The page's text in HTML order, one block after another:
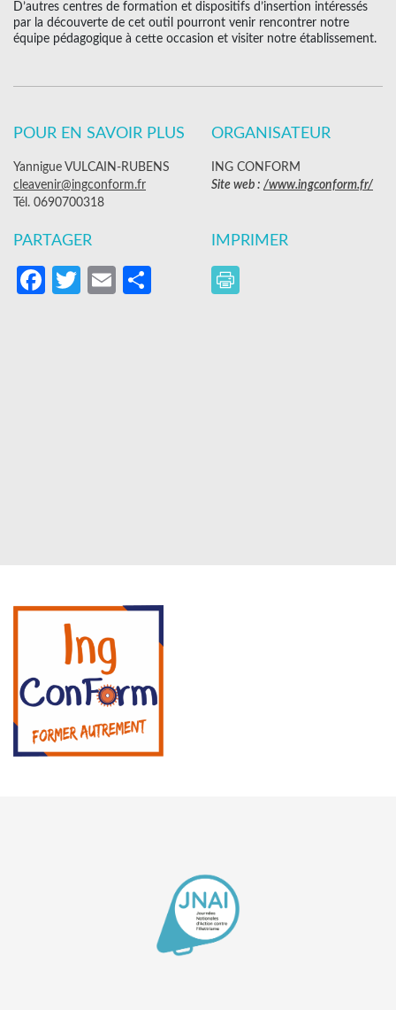
D’autres centres de formation et dispositifs d’insertion intéressés
par la découverte de cet outil pourront venir rencontrer notre
équipe pédagogique à cette occasion et visiter notre établissement.
POUR EN SAVOIR PLUS
Yannigue VULCAIN-RUBENS
cleavenir@ingconform.fr
Tél. 0690700318
ORGANISATEUR
ING CONFORM
Site web : /www.ingconform.fr/
PARTAGER
Facebook
Twitter
EmailPartager
IMPRIMER